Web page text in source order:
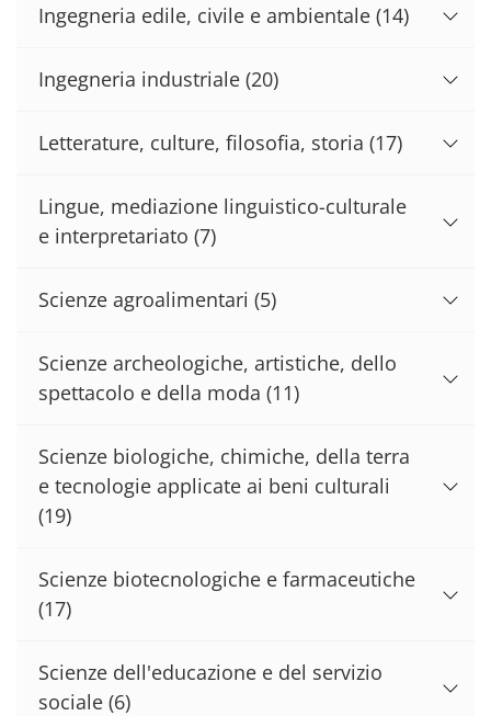
Ingegneria edile, civile e ambientale (14)
Ingegneria industriale (20)
Letterature, culture, filosofia, storia (17)
Lingue, mediazione linguistico-culturale
e interpretariato (7)
Scienze agroalimentari (5)
Scienze archeologiche, artistiche, dello
spettacolo e della moda (11)
Scienze biologiche, chimiche, della terra
e tecnologie applicate ai beni culturali
(19)
Scienze biotecnologiche e farmaceutiche
(17)
Scienze dell'educazione e del servizio
sociale (6)